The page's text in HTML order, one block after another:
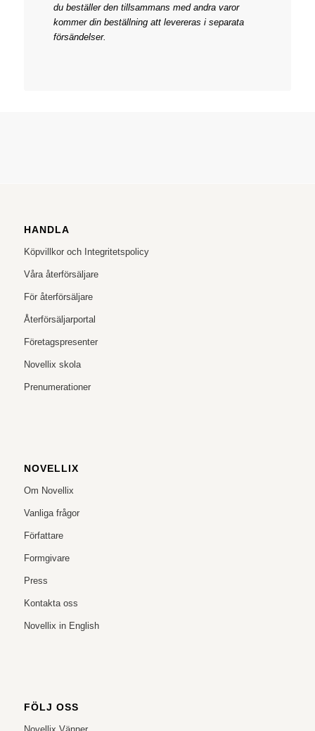
du beställer den tillsammans med andra varor
kommer din beställning att levereras i separata
försändelser.
HANDLA
Köpvillkor och Integritetspolicy
Våra återförsäljare
För återförsäljare
Återförsäljarportal
Företagspresenter
Novellix skola
Prenumerationer
NOVELLIX
Om Novellix
Vanliga frågor
Författare
Formgivare
Press
Kontakta oss
Novellix in English
FÖLJ OSS